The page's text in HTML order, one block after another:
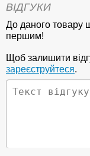
ВІДГУКИ
До даного товару
першим!
Щоб залишити
зареєструйтеся.